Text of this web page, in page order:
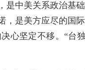
是中美关系政治基
，是美方应尽的国
心坚定不移。“台